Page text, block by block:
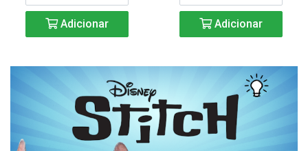
Adicionar Adicionar